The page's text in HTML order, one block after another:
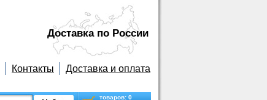
Контакты Доставка и оплата
Доставка по Роcсии
товаров: 0